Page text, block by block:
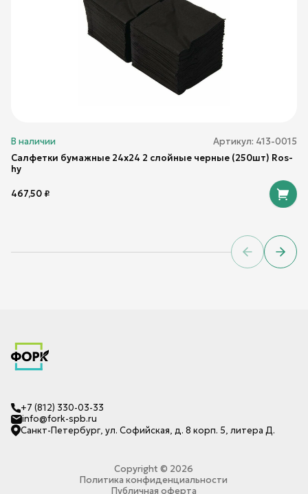
В наличии Артикул: 413-0015
Салфетки бумажные 24х24 2 слойные черные (250шт) Ros-
hy
467,50₽
Previous
Next
+7 (812) 330-03-33
info@fork-spb.ru
Санкт-Петербург, ул. Софийская, д. 8 корп. 5, литера Д.
Copyright © 2026
Политика конфиденциальности
Публичная оферта